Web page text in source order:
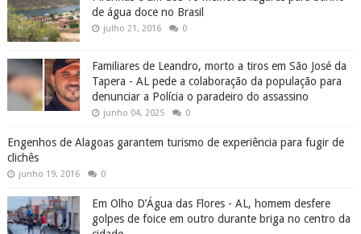
CARNAVAL
COBERTURAS
COMPRAS (2)
CORDEL
CORONAVIRUS ALAGOAS (173)
CULTURA
CURIOSIDADES
DATAS COMEMORATIVAS (275)